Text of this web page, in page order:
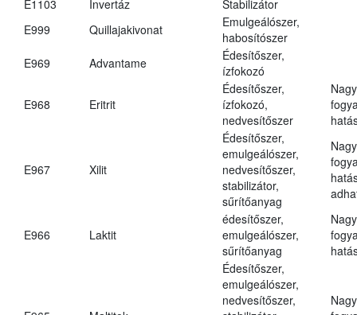
E1103
Invertáz
Stabilizátor
E999
Quillajakivonat
Emulgeálószer,
habosítószer
E969
Advantame
Édesítőszer,
ízfokozó
E968 Eritrit
Édesítőszer,
ízfokozó,
nedvesítőszer
E967 Xilit
Édesítőszer,
emulgeálószer,
nedvesítőszer,
stabilizátor,
sűrítőanyag
E966 Laktit
édesítőszer,
emulgeálószer,
sűrítőanyag
Édesítőszer,
emulgeálószer,
nedvesítőszer,